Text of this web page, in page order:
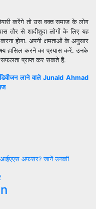
करेंगे तो उस वक्त समाज के लोग
तौर से शादीशुदा लोगों के लिए यह
होगा. अपनी क्षमताओं के अनुसार
हासिल करने का प्रयास करें. उनके
प्राप्त कर सकते हैं.
लाने वाले Junaid Ahmad
अफसर? जानें उनकी